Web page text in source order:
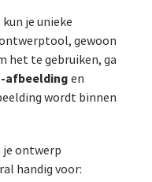
kun je unieke
gewoon
het te gebruiken, ga
afbeelding en
wordt binnen
je ontwerp
handig voor: